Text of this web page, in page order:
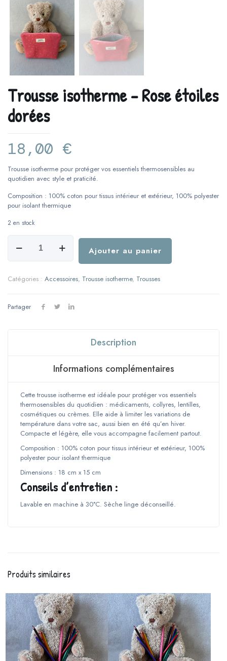
Trousse isotherme – Rose étoiles
dorées
18,00 €
Trousse isotherme pour protéger vos essentiels thermosensibles au
quotidien avec style et praticité.
Composition : 100% coton pour tissus intérieur et extérieur, 100% polyester
pour isolant thermique
2 en stock
-
dorées
Ajouter au panier
Catégories : Accessoires, Trousse isotherme, Trousses
Partager
Description
Informations complémentaires
Cette trousse isotherme est idéale pour protéger vos essentiels
thermosensibles du quotidien : médicaments, collyres, lentilles,
cosmétiques ou crèmes. Elle aide à limiter les variations de
température dans votre sac, aussi bien en été qu’en hiver.
Compacte et légère, elle vous accompagne facilement partout.
Composition : 100% coton pour tissus intérieur et extérieur, 100%
polyester pour isolant thermique
Dimensions : 18 cm x 15 cm
Conseils d’entretien :
Lavable en machine à 30°C. Sèche linge déconseillé.
Produits similaires